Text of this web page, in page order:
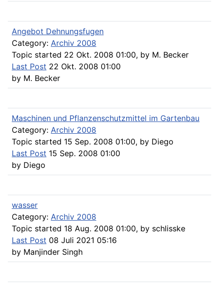
Angebot Dehnungsfugen
Category: Archiv 2008
Topic started 22 Okt. 2008 01:00, by M. Becker
Last Post 22 Okt. 2008 01:00
by M. Becker
Maschinen und Pflanzenschutzmittel im Gartenbau
Category: Archiv 2008
Topic started 15 Sep. 2008 01:00, by Diego
Last Post 15 Sep. 2008 01:00
by Diego
wasser
Category: Archiv 2008
Topic started 18 Aug. 2008 01:00, by schlisske
Last Post 08 Juli 2021 05:16
by Manjinder Singh